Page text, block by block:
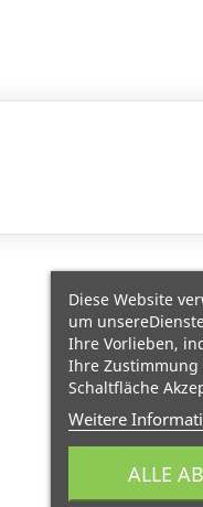
Diese Website
um
Ihre Vorlieben,
Ihre Zustimmung
Schaltfläche
Weitere
ALLE